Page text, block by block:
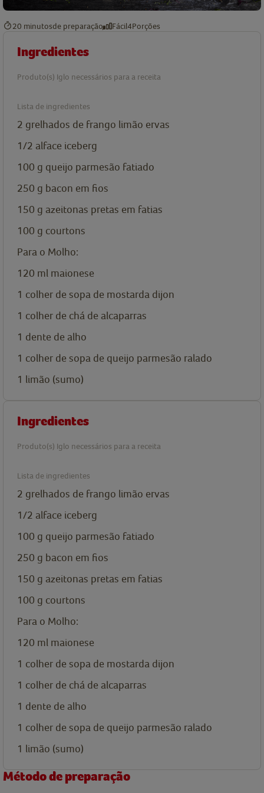
20 minutosde preparação Fácil4Porções
Ingredientes
Produto(s) Iglo necessários para a receita
Lista de ingredientes
2 grelhados de frango limão ervas
1/2 alface iceberg
100 g queijo parmesão fatiado
250 g bacon em fios
150 g azeitonas pretas em fatias
100 g courtons
Para o Molho:
120 ml maionese
1 colher de sopa de mostarda dijon
1 colher de chá de alcaparras
1 dente de alho
1 colher de sopa de queijo parmesão ralado
1 limão (sumo)
Ingredientes
Produto(s) Iglo necessários para a receita
Lista de ingredientes
2 grelhados de frango limão ervas
1/2 alface iceberg
100 g queijo parmesão fatiado
250 g bacon em fios
150 g azeitonas pretas em fatias
100 g courtons
Para o Molho:
120 ml maionese
1 colher de sopa de mostarda dijon
1 colher de chá de alcaparras
1 dente de alho
1 colher de sopa de queijo parmesão ralado
1 limão (sumo)
Método de preparação